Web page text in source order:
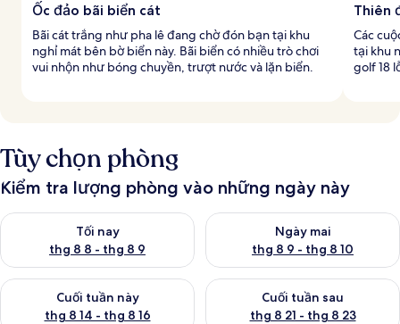
Ốc đảo bãi biển cát
Bãi cát trắng như pha lê đang chờ đón bạn tại khu
nghỉ mát bên bờ biển này. Bãi biển có nhiều trò chơi
vui nhộn như bóng chuyền, trượt nước và lặn biển.
Thiên
Các
tại khu
golf 18
Tùy chọn phòng
Kiểm tra lượng phòng vào những ngày này
Tối nay
thg 8 8 - thg 8 9
Kiểm tra lượng phòng tối nay từ thg 8 8 - thg 8 9
Ngày mai
thg 8 9 - thg 8 10
Kiểm tra lượng phòng ngày
Cuối tuần này
thg 8 14 - thg 8 16
Kiểm tra lượng phòng cuối tuần này từ thg 8 14 - thg 8 16
Cuối tuần sau
thg 8 21 - thg 8 23
Kiểm tra lượng phòng cuối